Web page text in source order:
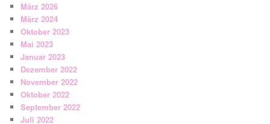
März 2026
März 2024
Oktober 2023
Mai 2023
Januar 2023
Dezember 2022
November 2022
Oktober 2022
September 2022
Juli 2022